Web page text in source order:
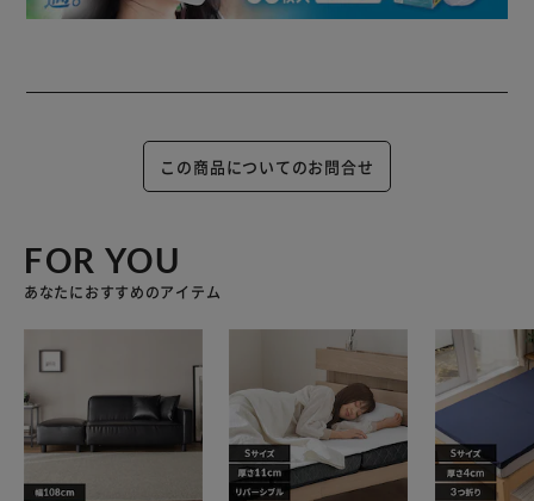
この商品についてのお問合せ
FOR YOU
あなたにおすすめのアイテム